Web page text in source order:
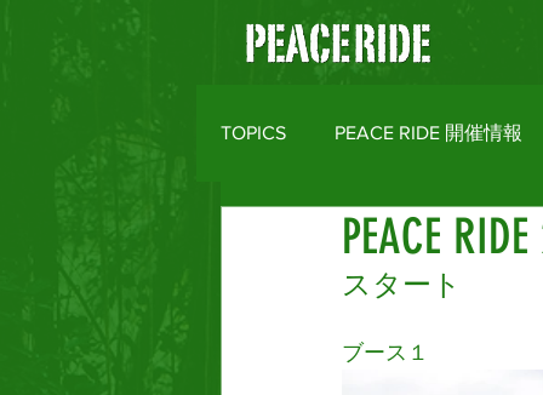
TOPICS PEACE RIDE 開催情報
バイクライフトピックス
PEACE
スタート
ブース１